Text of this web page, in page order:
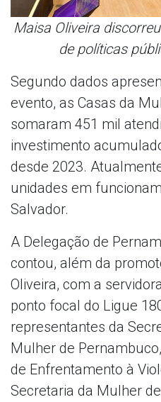
Maisa Oliveira
de políticas
Segundo dados
evento, as Casas da
somaram 451 mil
investimento
desde 2023.
unidades em
Salvador.
A Delegação de
contou, além da
Oliveira, com a
ponto focal do Ligue
representantes da
Mulher de
de Enfrentamento à
Secretaria da Mulher